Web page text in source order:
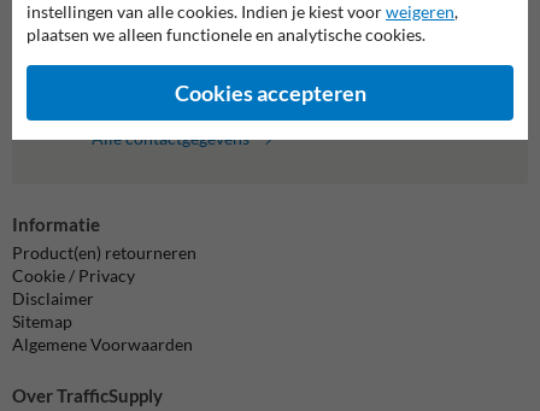
Chat met ons online
info@trafficsupply.nl
Alle contactgegevens
Informatie
Product(en) retourneren
Cookie / Privacy
Disclaimer
Sitemap
Algemene Voorwaarden
Over TrafficSupply
instellingen van alle cookies. Indien je kiest voorweigeren,
plaatsen we alleen functionele en analytische cookies.
Cookies accepteren